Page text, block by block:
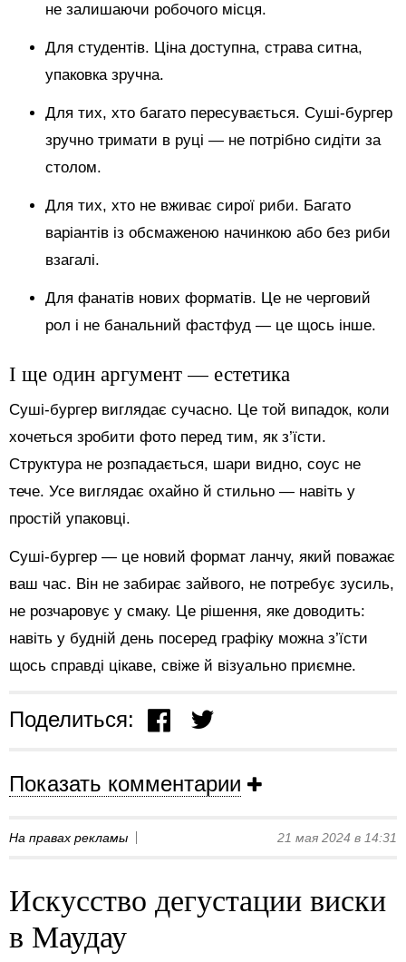
не залишаючи робочого місця.
Для студентів. Ціна доступна, страва ситна,
упаковка зручна.
Для тих, хто багато пересувається. Суші-бургер
зручно тримати в руці — не потрібно сидіти за
столом.
Для тих, хто не вживає сирої риби. Багато
варіантів із обсмаженою начинкою або без риби
взагалі.
Для фанатів нових форматів. Це не черговий
рол і не банальний фастфуд — це щось інше.
І ще один аргумент — естетика
Суші-бургер виглядає сучасно. Це той випадок, коли
хочеться зробити фото перед тим, як з’їсти.
Структура не розпадається, шари видно, соус не
тече. Усе виглядає охайно й стильно — навіть у
простій упаковці.
Суші-бургер — це новий формат ланчу, який поважає
ваш час. Він не забирає зайвого, не потребує зусиль,
не розчаровує у смаку. Це рішення, яке доводить:
навіть у будній день посеред графіку можна з’їсти
щось справді цікаве, свіже й візуально приємне.
Поделиться:
Показать комментарии
На правах рекламы 21 мая 2024 в 14:31
Искусство дегустации виски
в Маудау